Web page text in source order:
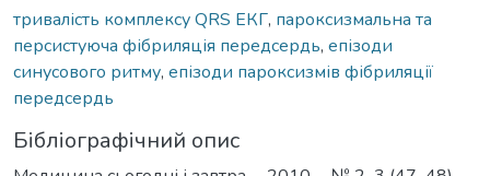
тривалість комплексу QRS ЕКГ, пароксизмальна та
персистуюча фібриляція передсердь, епізоди
синусового ритму, епізоди пароксизмів фібриляції
передсердь
Бібліографічний опис